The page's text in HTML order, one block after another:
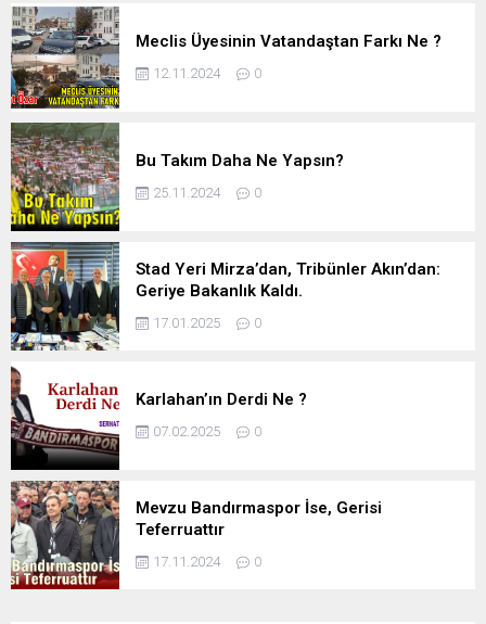
Meclis Üyesinin Vatandaştan Farkı Ne ?
12.11.2024 0
Bu Takım Daha Ne Yapsın?
25.11.2024 0
Stad Yeri Mirza’dan, Tribünler Akın’dan:
Geriye Bakanlık Kaldı.
17.01.2025 0
Karlahan’ın Derdi Ne ?
07.02.2025 0
Mevzu Bandırmaspor İse, Gerisi
Teferruattır
17.11.2024 0